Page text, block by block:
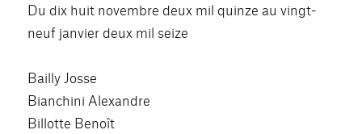
Du dix huit novembre deux mil quinze au vingt-
neuf janvier deux mil seize
Bailly Josse
Bianchini Alexandre
Billotte Benoît